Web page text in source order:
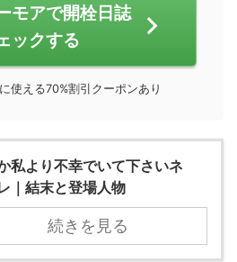
モアで開栓日誌
ックする
使える70%割引クーポンあり
私より不幸でいて下さいネ
｜結末と登場人物
続きを見る